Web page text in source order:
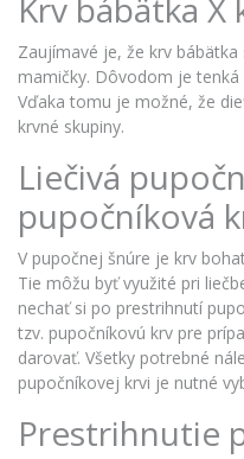
Krv bábätka
Zaujímavé je, že krv
mamičky. Dôvodom je tenká
Vďaka tomu je možné, že
krvné skupiny.
Liečivá
pupočníková
V pupočnej šnúre je krv
Tie môžu byť využité pri
nechať si po prestrihnutí
tzv. pupočníkovú krv pre
darovať. Všetky potrebné
pupočníkovej krvi je nutné
Prestrihnutie